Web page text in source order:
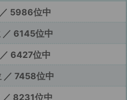
5986位中
／ 6145位中
6427位中
／ 7458位中
／ 8231位中